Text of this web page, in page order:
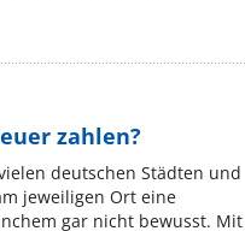
zahlen?
deutschen Städten und
jeweiligen Ort eine
gar nicht bewusst. Mit